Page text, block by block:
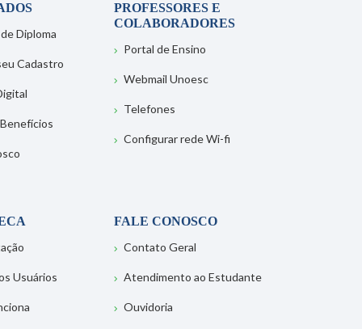
Diploma
Cadastro
PROFESSORES E
COLABORADORES
Portal de Ensino
Webmail Unoesc
Telefones
Configurar rede Wi-fi
Usuários
FALE CONOSCO
Contato Geral
Atendimento ao Estudante
Ouvidoria